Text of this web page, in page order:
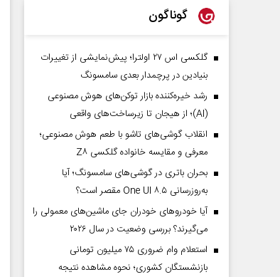
گوناگون
گلکسی اس ۲۷ اولترا؛ پیش‌نمایشی از تغییرات
بنیادین در پرچمدار بعدی سامسونگ
رشد خیره‌کننده بازار توکن‌های هوش مصنوعی
(AI)؛ از هیجان تا زیرساخت‌های واقعی
انقلاب گوشی‌های تاشو‌ با طعم هوش مصنوعی؛
معرفی و مقایسه خانواده گلکسی Z۸
بحران باتری در گوشی‌های سامسونگ؛ آیا
به‌روزرسانی One UI ۸.۵ مقصر است؟
آیا خودروهای خودران جای ماشین‌های معمولی را
می‌گیرند؟ بررسی وضعیت در سال ۲۰۲۶
استعلام وام ضروری ۷۵ میلیون تومانی
بازنشستگان کشوری؛ نحوه مشاهده نتیجه